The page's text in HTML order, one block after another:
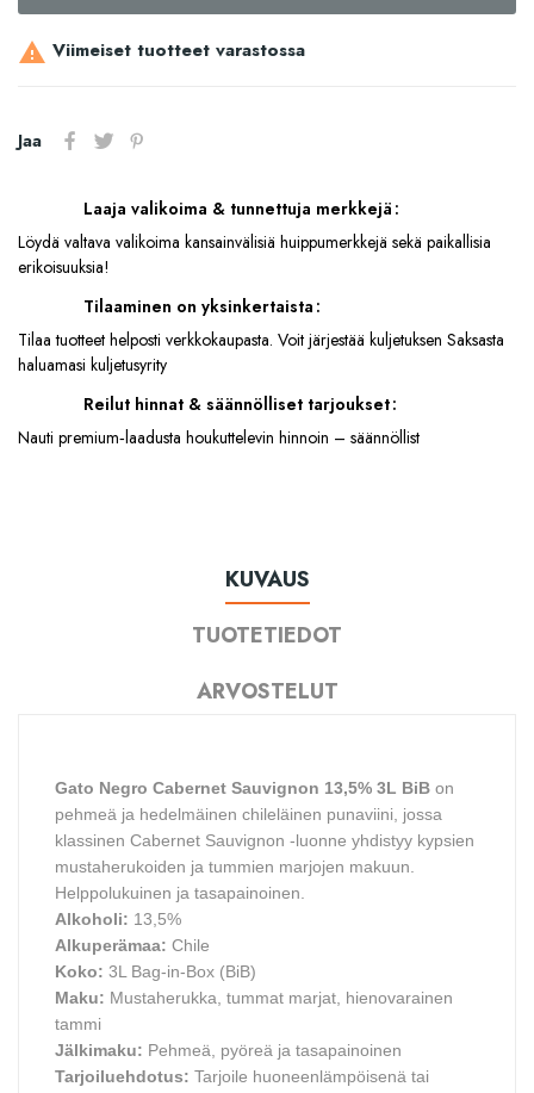
 Viimeiset tuotteet varastossa
Jaa
Laaja valikoima & tunnettuja merkkejä
Löydä valtava valikoima kansainvälisiä huippumerkkejä sekä paikallisia
erikoisuuksia!
Tilaaminen on yksinkertaista
Tilaa tuotteet helposti verkkokaupasta. Voit järjestää kuljetuksen Saksasta
haluamasi kuljetusyrity
Reilut hinnat & säännölliset tarjoukset
Nauti premium‑laadusta houkuttelevin hinnoin – säännöllist
KUVAUS
TUOTETIEDOT
ARVOSTELUT
Gato Negro Cabernet Sauvignon 13,5% 3L BiB on
pehmeä ja hedelmäinen chileläinen punaviini, jossa
klassinen Cabernet Sauvignon -luonne yhdistyy kypsien
mustaherukoiden ja tummien marjojen makuun.
Helppolukuinen ja tasapainoinen.
Alkoholi: 13,5%
Alkuperämaa: Chile
Koko: 3L Bag-in-Box (BiB)
Maku: Mustaherukka, tummat marjat, hienovarainen
tammi
Jälkimaku: Pehmeä, pyöreä ja tasapainoinen
Tarjoiluehdotus: Tarjoile huoneenlämpöisenä tai